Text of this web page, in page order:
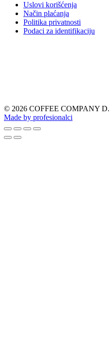
Uslovi korišćenja
Način plaćanja
Politika privatnosti
Podaci za identifikaciju
© 2026 COFFEE COMPANY
Made by profesionalci